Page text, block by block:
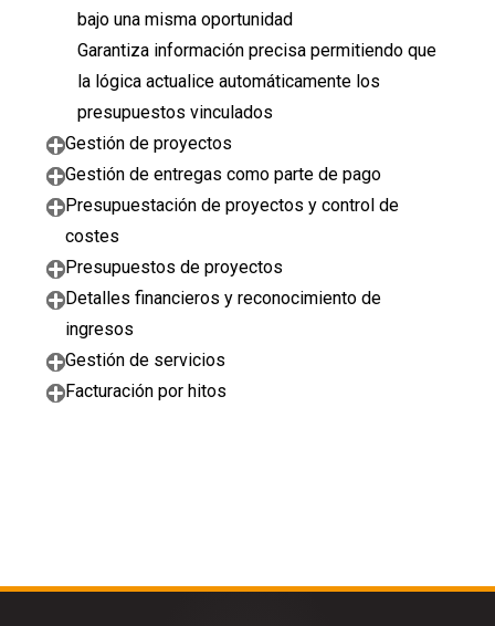
bajo una misma oportunidad
Garantiza información precisa permitiendo que
la lógica actualice automáticamente los
presupuestos vinculados
Gestión de proyectos
Gestión de entregas como parte de pago
Presupuestación de proyectos y control de
costes
Presupuestos de proyectos
Detalles financieros y reconocimiento de
ingresos
Gestión de servicios
Facturación por hitos